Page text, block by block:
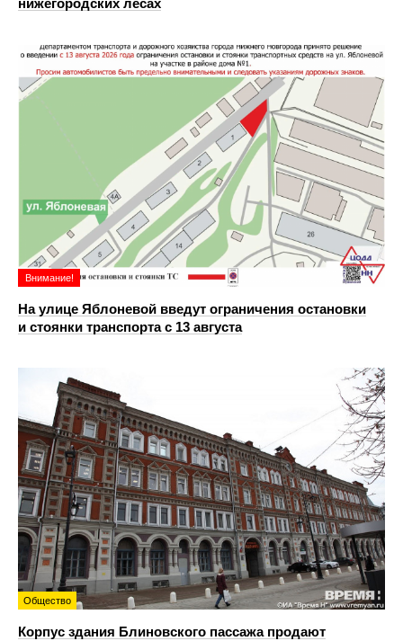
нижегородских лесах
Внимание!
На улице Яблоневой введут ограничения остановки
и стоянки транспорта с 13 августа
Общество
Корпус здания Блиновского пассажа продают